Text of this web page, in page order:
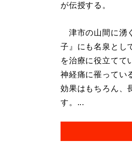
が伝授する。
津市の山間に湧
子』にも名泉とし
を治療に役立てて
神経痛に罹ってい
効果はもちろん、
す。...